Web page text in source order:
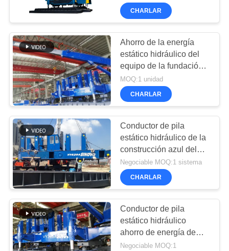
LA
FÁBRICA
CONTROL
DE
CALIDAD
ÉNTRENOS
EN
CONTACTO
CON
CHATEA
AHORA
Co.Ltd..
Rights
Reserved.
construcción
CHARLAR
Ahorro de la energía
estático hidráulico del
equipo de la fundación
de pila de la
construcción del
conductor de pila de
MOQ:1 unidad
CHARLAR
Conductor de pila
estático hidráulico de la
construcción azul del
color VY120A de gran
eficacia
Negociable MOQ:1 sistema
CHARLAR
Conductor de pila
estático hidráulico
ahorro de energía de
VY240A PARA la vieja
Negociable MOQ:1